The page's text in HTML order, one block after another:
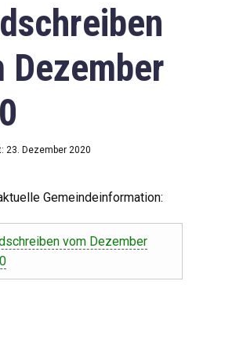
Dezember
23. Dezember 2020
Gemeindeinformation:
vom Dezember